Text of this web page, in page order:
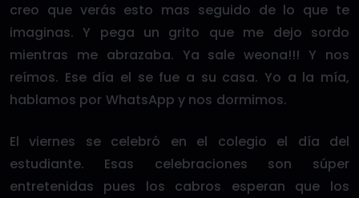
creo que verás esto mas seguido de lo que te
imaginas. Y pega un grito que me dejo sordo
mientras me abrazaba. Ya sale weona!!! Y nos
reímos. Ese día el se fue a su casa. Yo a la mía,
hablamos por WhatsApp y nos dormimos.
El viernes se celebró en el colegio el día del
estudiante. Esas celebraciones son súper
entretenidas pues los cabros esperan que los